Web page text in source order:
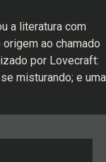
a literatura com
ao chamado
por Lovecraft:
misturando; e uma